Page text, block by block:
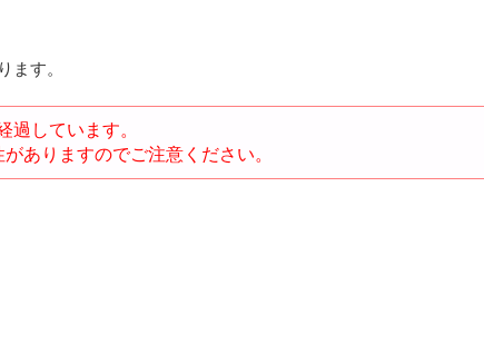
す。
過しています。
ありますのでご注意ください。